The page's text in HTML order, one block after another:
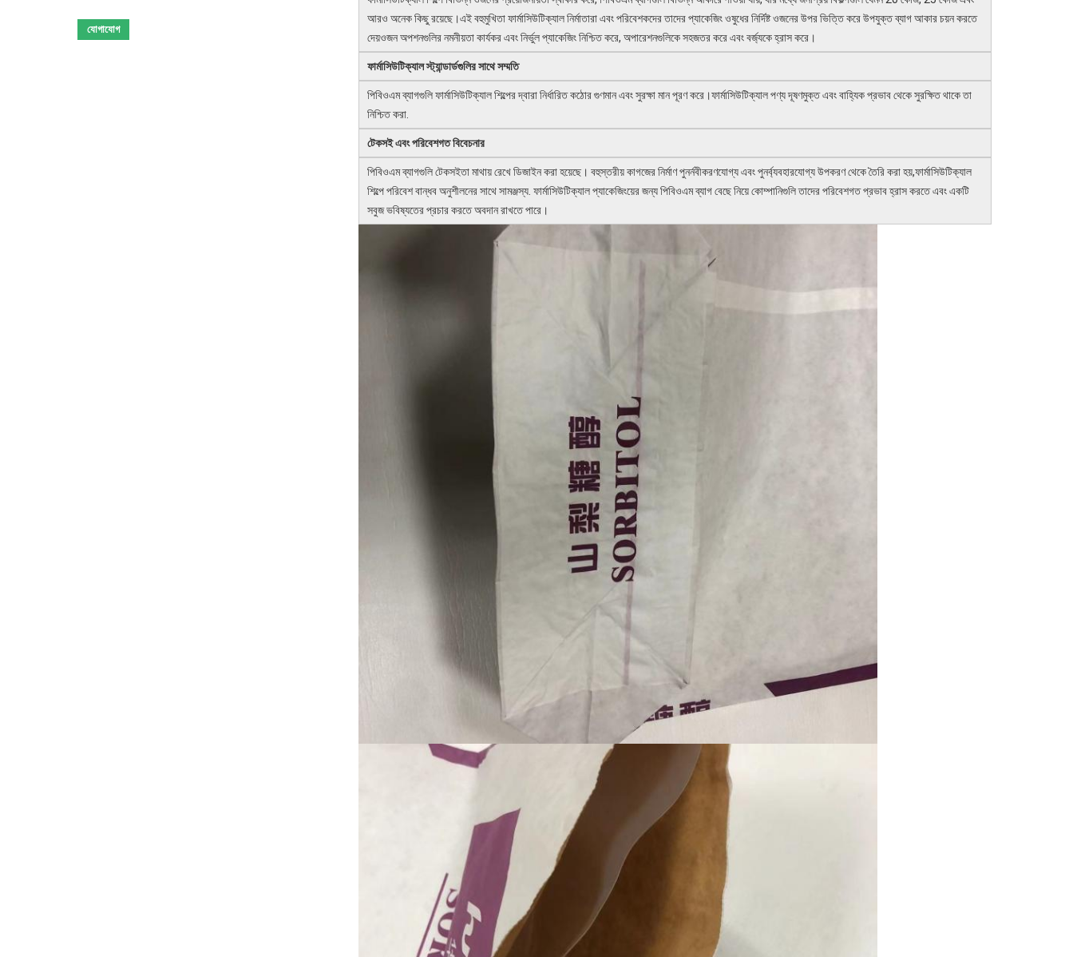
আরও অনেক কিছু রয়েছে।এই বহুমুখিতা ফার্মাসিউটিক্যাল নির্মাতারা এবং পরিবেশকদের তাদের প্যাকেজিং ওষুধের নির্দিষ্ট ওজনের উপর ভিত্তি করে উপযুক্ত ব্যাগ আকার চয়ন করতে
দেয়ওজন অপশনগুলির নমনীয়তা কার্যকর এবং নির্ভুল প্যাকেজিং নিশ্চিত করে, অপারেশনগুলিকে সহজতর করে এবং বর্জ্যকে হ্রাস করে।
ফার্মাসিউটিক্যাল স্ট্যান্ডার্ডগুলির সাথে সম্মতি
পিবিওএম ব্যাগগুলি ফার্মাসিউটিক্যাল শিল্পের দ্বারা নির্ধারিত কঠোর গুণমান এবং সুরক্ষা মান পূরণ করে।ফার্মাসিউটিক্যাল পণ্য দূষণমুক্ত এবং বাহ্যিক প্রভাব থেকে সুরক্ষিত থাকে তা
নিশ্চিত করা.
টেকসই এবং পরিবেশগত বিবেচনার
পিবিওএম ব্যাগগুলি টেকসইতা মাথায় রেখে ডিজাইন করা হয়েছে। বহুস্তরীয় কাগজের নির্মাণ পুনর্নবীকরণযোগ্য এবং পুনর্ব্যবহারযোগ্য উপকরণ থেকে তৈরি করা হয়,ফার্মাসিউটিক্যাল
শিল্পে পরিবেশ বান্ধব অনুশীলনের সাথে সামঞ্জস্য. ফার্মাসিউটিক্যাল প্যাকেজিংয়ের জন্য পিবিওএম ব্যাগ বেছে নিয়ে কোম্পানিগুলি তাদের পরিবেশগত প্রভাব হ্রাস করতে এবং একটি
সবুজ ভবিষ্যতের প্রচার করতে অবদান রাখতে পারে।